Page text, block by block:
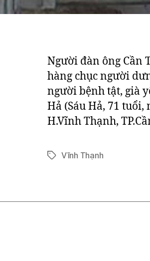
Người đàn ông Cần
hàng chục người
người bệnh tật, già
Hả (Sáu Hả, 71 tuổi,
H.Vĩnh Thạnh,
TagsVĩnh Thạnh